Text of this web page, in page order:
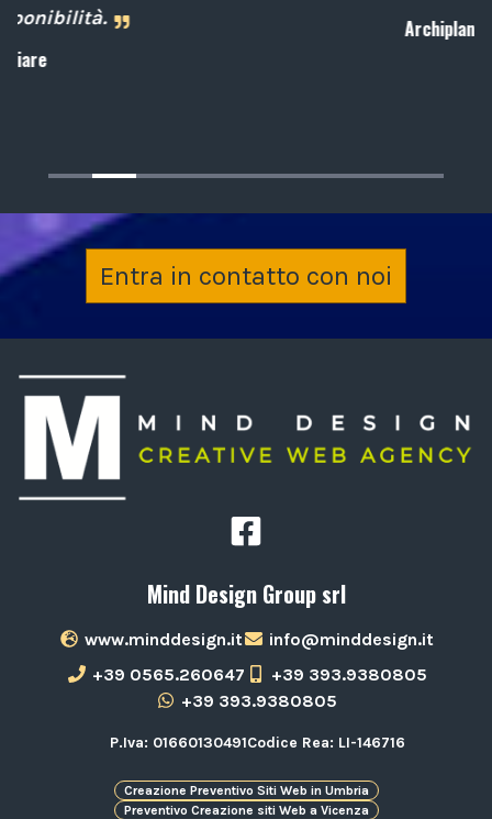
Entra in contatto con noi
Mind Design Group srl
www.minddesign.it
info@minddesign.it
+39 0565.260647
+39 393.9380805
+39 393.9380805
P.Iva: 01660130491Codice Rea: LI-146716
Creazione Preventivo Siti Web in Umbria
Preventivo Creazione siti Web a Vicenza